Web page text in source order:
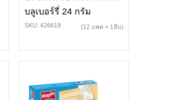
บลูเบอร์รี่ 24 กรัม
SKU: 426619 (12 แพค = 1หีบ)